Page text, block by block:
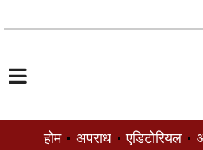
होम अपराध एडिटोरियल